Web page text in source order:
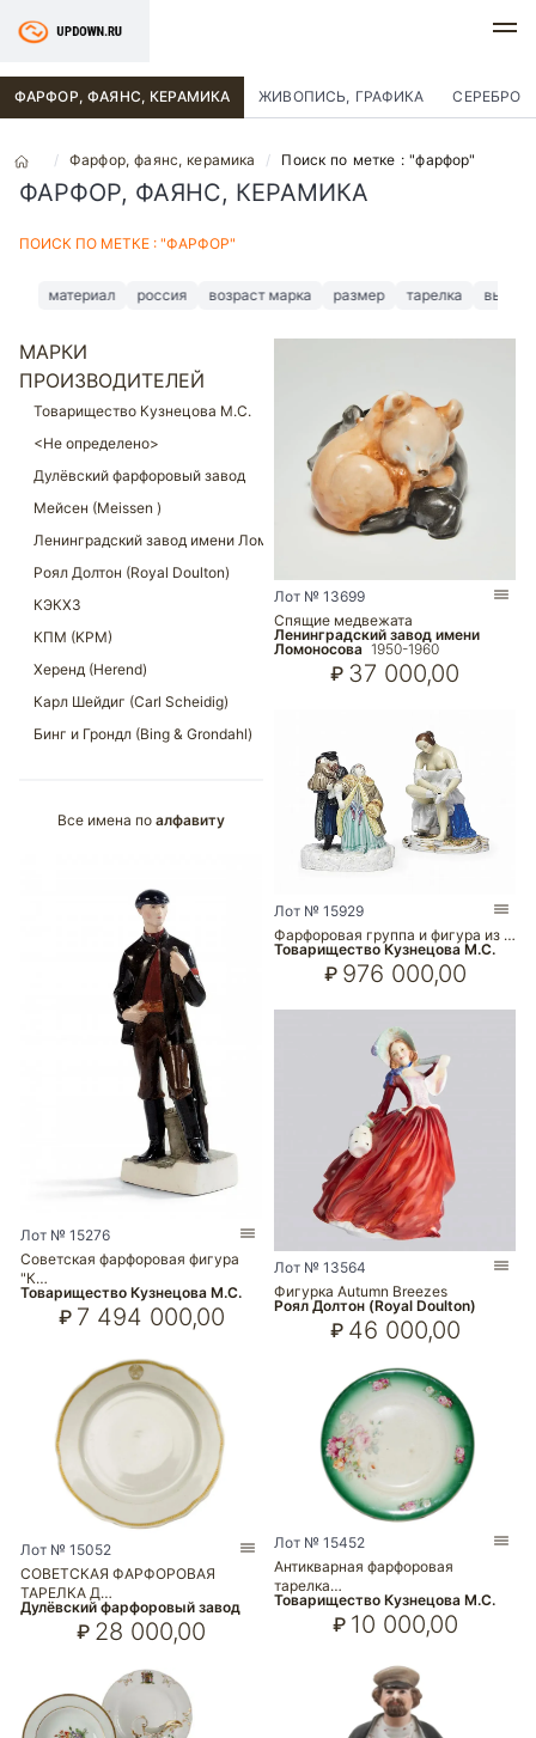
ФАРФОР, ФАЯНС, КЕРАМИКА ЖИВОПИСЬ, ГРАФИКА СЕРЕБРО
Фарфор, фаянс, керамика Поиск по метке : "фарфор"
ФАРФОР, ФАЯНС, КЕРАМИКА
ПОИСК ПО МЕТКЕ : "ФАРФОР"
россия возраст марка размер тарелка высота
МАРКИ
ПРОИЗВОДИТЕЛЕЙ
Все имена по алфавиту
Лот № 15276
Советская фарфоровая фигура
"К…
Товарищество Кузнецова М.С.
₽ 7 494 000,00
Лот № 15052
СОВЕТСКАЯ ФАРФОРОВАЯ
ТАРЕЛКА Д…
Дулёвский фарфоровый завод
₽ 28 000,00
Лот № 13699
Спящие медвежата
Ленинградский завод имени
Ломоносова 1950-1960
₽ 37 000,00
Лот № 15929
Фарфоровая группа и фигура из …
Товарищество Кузнецова М.С.
₽ 976 000,00
Лот № 13564
Фигурка Autumn Breezes
Роял Долтон (Royal Doulton)
₽ 46 000,00
Лот № 15452
Антикварная фарфоровая
тарелка…
Товарищество Кузнецова М.С.
₽ 10 000,00